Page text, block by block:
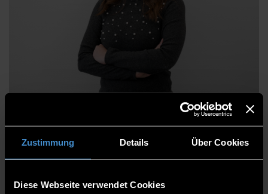
Zustimmung Details Über Cookies
Diese Webseite verwendet Cookies
Dr. Helana Lutfi
Fakultät European Campus Rottal-Inn
Wissenschaftliche Mitarbeitende